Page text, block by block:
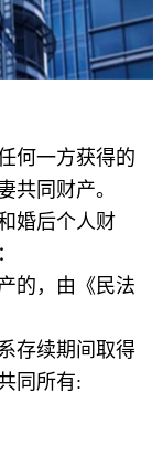
何一方获得的
共同财产。
婚后个人财
的，由《民法
存续期间取得
同所有: